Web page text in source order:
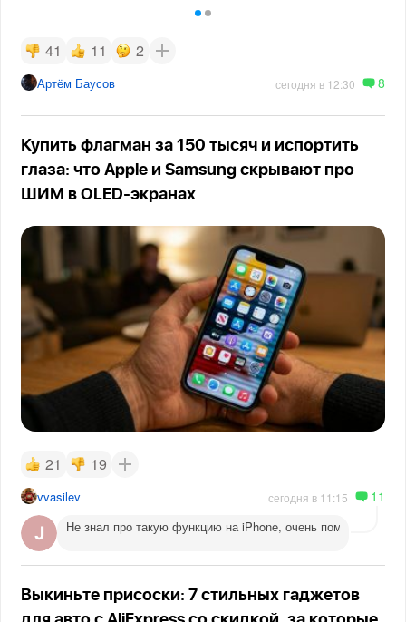
41 11 2
Артём Баусов сегодня в 12:30 8
Купить флагман за 150 тысяч и испортить
глаза: что Apple и Samsung скрывают про
ШИМ в OLED-экранах
21 19
vvasilev сегодня в 11:15 11
Не знал про такую функцию на iPhone, очень помогает
Выкиньте присоски: 7 стильных гаджетов